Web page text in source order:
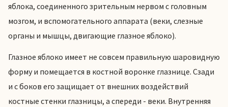
яблока, соединенного зрительным нервом с головным
мозгом, и вспомогательного аппарата (веки, слезные
органы и мышцы, двигающие глазное яблоко).
Глазное яблоко имеет не совсем правильную шаровидную
форму и помещается в костной воронке глазнице. Сзади
и с боков его защищает от внешних воздействий
костные стенки глазницы, а спереди - веки. Внутренняя